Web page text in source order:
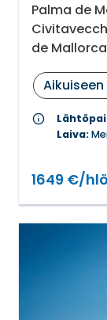
Palma de
de Mallorca
info
Laiva:
1649 €/hlö